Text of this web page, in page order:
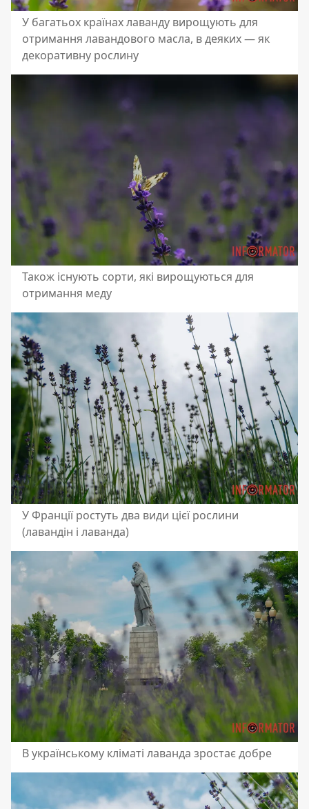
У багатьох країнах лаванду вирощують для
отримання лавандового масла, в деяких — як
декоративну рослину
Також існують сорти, які вирощуються для
отримання меду
У Франції ростуть два види цієї рослини
(лавандін і лаванда)
В українському кліматі лаванда зростає добре